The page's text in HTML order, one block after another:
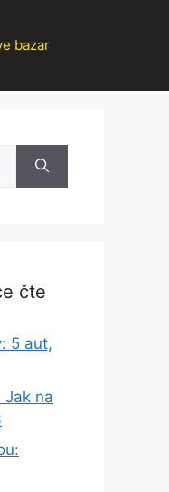
bazar
čte
5 aut,
Jak na